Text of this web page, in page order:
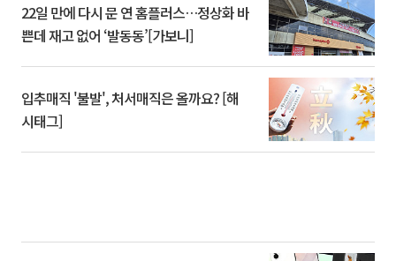
22일 만에 다시 문 연 홈플러스…정상화 바
쁜데 재고 없어 ‘발동동’[가보니]
입추매직 '불발', 처서매직은 올까요? [해
시태그]